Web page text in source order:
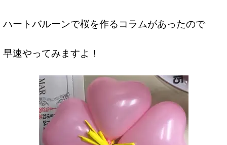
ハートバルーンで桜を作るコラムがあったので
早速やってみますよ！